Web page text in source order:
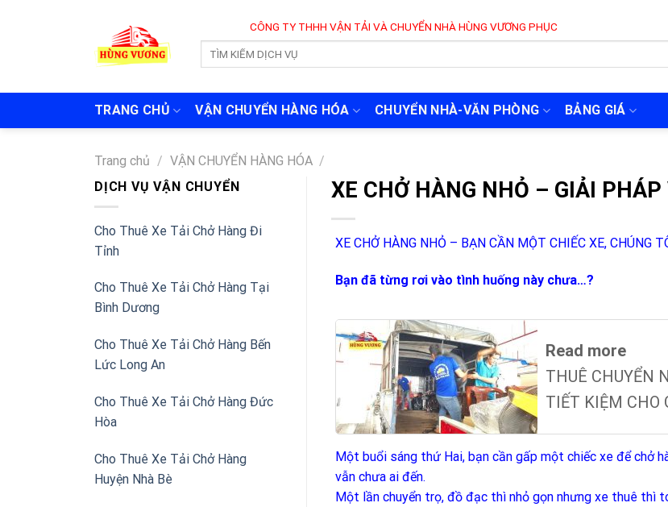
CÔNG TY THHH VẬN TẢI VÀ CHUYỂN NHÀ HÙNG VƯƠNG PHỤC VỤ 24/7
TRANG CHỦ VẬN CHUYỂN HÀNG HÓA CHUYỂN NHÀ-VĂN PHÒNG BẢNG GIÁ
Trang chủ / VẬN CHUYỂN HÀNG HÓA /
DỊCH VỤ VẬN CHUYỂN
Cho Thuê Xe Tải Chở Hàng Đi
Tỉnh
Cho Thuê Xe Tải Chở Hàng Tại
Bình Dương
Cho Thuê Xe Tải Chở Hàng Bến
Lức Long An
Cho Thuê Xe Tải Chở Hàng Đức
Hòa
Cho Thuê Xe Tải Chở Hàng
Huyện Nhà Bè
XE CHỞ HÀNG NHỎ – GIẢI
XE CHỞ HÀNG NHỎ – BẠN CẦN MỘT CHIẾC XE, CHÚNG
Bạn đã từng rơi vào tình huống này chưa…?
Read more
THUÊ CHUYỂN
TIẾT KIỆM CHO
Một buổi sáng thứ Hai, bạn cần gấp một chiếc xe để chở
vẫn chưa ai đến.
Một lần chuyển trọ, đồ đạc thì nhỏ gọn nhưng xe thuê thì